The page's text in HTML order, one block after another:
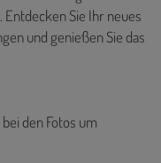
Sie Ihr neues
und genießen Sie das
den Fotos um